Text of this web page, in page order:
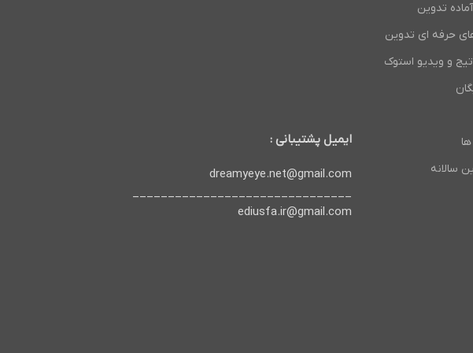
تدوین
حرفه ای تدوین
و ویدیو استوک
سالانه
ایمیل پشتیبانی :
dreamyeye.net@gmail.com
_______________________________
ediusfa.ir@gmail.com